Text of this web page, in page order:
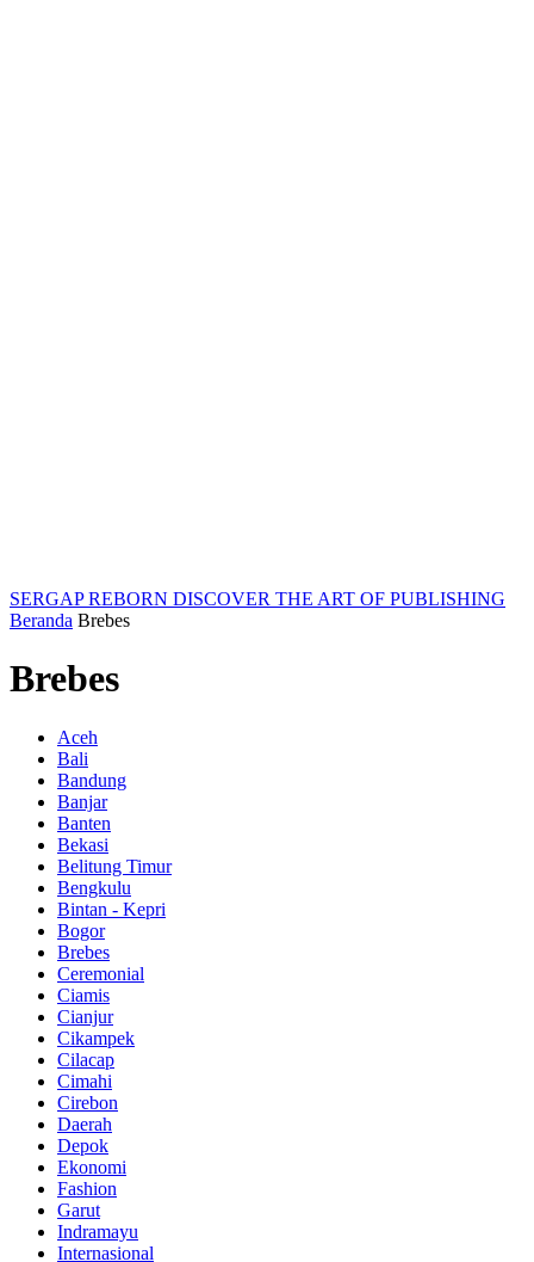
SERGAP REBORN DISCOVER THE ART OF PUBLISHING
Beranda Brebes
Brebes
Aceh
Bali
Bandung
Banjar
Banten
Bekasi
Belitung Timur
Bengkulu
Bintan - Kepri
Bogor
Brebes
Ceremonial
Ciamis
Cianjur
Cikampek
Cilacap
Cimahi
Cirebon
Daerah
Depok
Ekonomi
Fashion
Garut
Indramayu
Internasional